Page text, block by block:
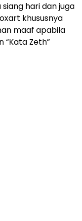
hari dan juga
khususnya
maaf apabila
“Kata Zeth”